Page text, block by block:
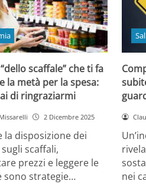
scaffale” che ti fa
la metà per la spesa:
di ringraziarmi
2 Dicembre 2025
la disposizione dei
scaffali,
prezzi e leggere le
sono strategie…
nei